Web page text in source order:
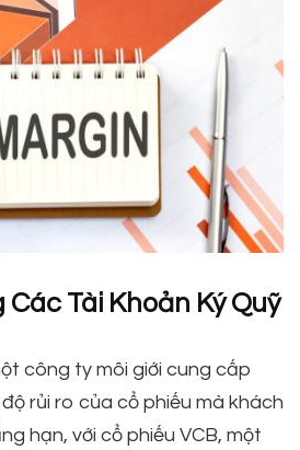
Tài Khoản Ký Quỹ
công ty môi giới cung cấp
rủi ro của cổ phiếu mà khách
hạn, với cổ phiếu VCB, một